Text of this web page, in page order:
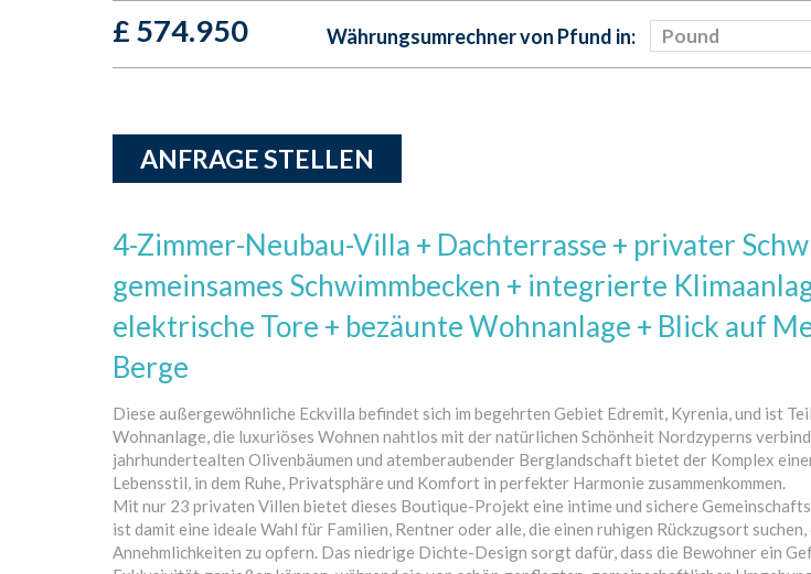
£ 574.950 Währungsumrechner von Pfund in: Pound
ANFRAGE STELLEN
4-Zimmer-Neubau-Villa + Dachterrasse + privater
gemeinsames Schwimmbecken + integrierte
elektrische Tore + bezäunte Wohnanlage + Blick auf
Berge
Diese außergewöhnliche Eckvilla befindet sich im begehrten Gebiet Edremit, Kyrenia, und ist
Wohnanlage, die luxuriöses Wohnen nahtlos mit der natürlichen Schönheit Nordzyperns
jahrhundertealten Olivenbäumen und atemberaubender Berglandschaft bietet der Komplex
Lebensstil, in dem Ruhe, Privatsphäre und Komfort in perfekter Harmonie zusammenkommen.
Mit nur 23 privaten Villen bietet dieses Boutique-Projekt eine intime und sichere
ist damit eine ideale Wahl für Familien, Rentner oder alle, die einen ruhigen Rückzugsort suchen,
Annehmlichkeiten zu opfern. Das niedrige Dichte-Design sorgt dafür, dass die Bewohner ein